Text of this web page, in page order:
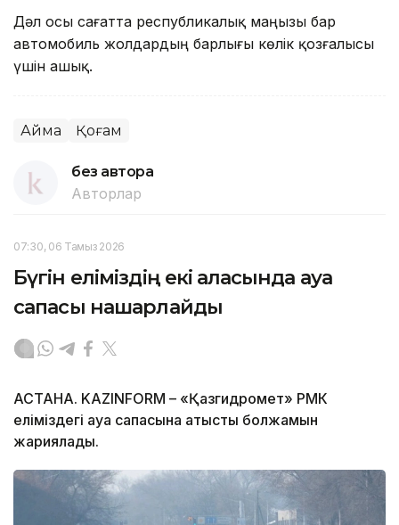
Дәл осы сағатта республикалық маңызы бар
автомобиль жолдардың барлығы көлік қозғалысы
үшін ашық.
Аймақ Қоғам
без автора
Авторлар
07:30, 06 Тамыз 2026
Бүгін еліміздің екі қаласында ауа
сапасы нашарлайды
АСТАНА. KAZINFORM – «Қазгидромет» РМК
еліміздегі ауа сапасына қатысты болжамын
жариялады.